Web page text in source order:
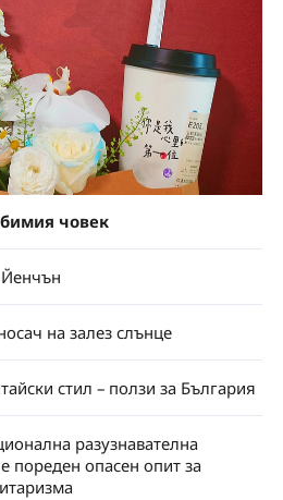
човек
на залез слънце
стил – ползи за България
разузнавателна
пореден опасен опит за